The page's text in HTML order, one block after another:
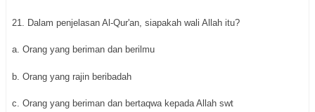
21. Dalam penjelasan Al-Qur'an, siapakah wali Allah itu?
a. Orang yang beriman dan berilmu
b. Orang yang rajin beribadah
c. Orang yang beriman dan bertaqwa kepada Allah swt